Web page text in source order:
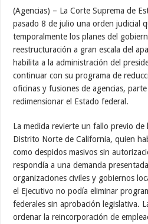
(Agencias) – La Corte Suprema de
pasado 8 de julio una orden judicial
temporalmente los planes del
reestructuración a gran escala del
habilita a la administración del
continuar con su programa de
oficinas y fusiones de agencias,
redimensionar el Estado federal.
La medida revierte un fallo previo de
Distrito Norte de California, quien
como despidos masivos sin
respondía a una demanda
organizaciones civiles y gobiernos
el Ejecutivo no podía eliminar
federales sin aprobación legislativa.
ordenar la reincorporación de